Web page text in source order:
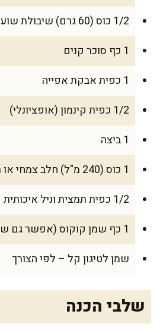
1/2 כוס (60 גרם) שיבולת שועל טחונה דק
1 כף סוכר קנים
1 כפית אבקת אפייה
1/2 כפית קינמון (אופציונלי)
1 ביצה
1 כוס (240 מ"ל) חלב צמחי או רגיל
1/2 כפית תמצית וניל איכותית
1 כף שמן קוקוס (אפשר גם שמן קנולה)
שמן לטיגון קל – לפי הצורך
שלבי הכנה